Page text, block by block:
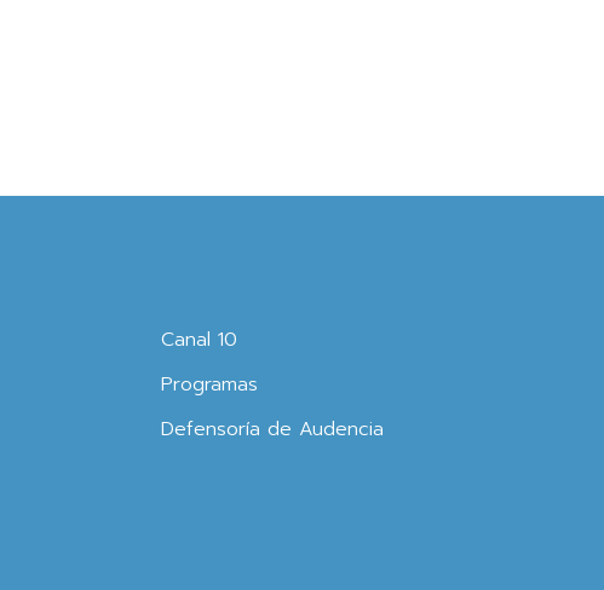
Canal 10
Programas
Defensoría de Audencia